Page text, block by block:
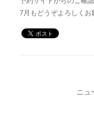
7月もどうぞよろしくお
ニュ